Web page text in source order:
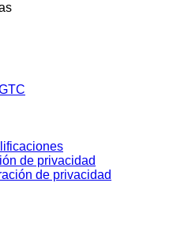
de privacidad
de privacidad